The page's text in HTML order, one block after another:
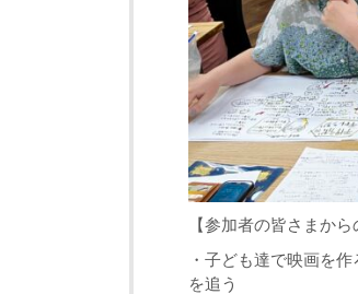
【参加者の皆さまか
・子ども達で映画を
を追う